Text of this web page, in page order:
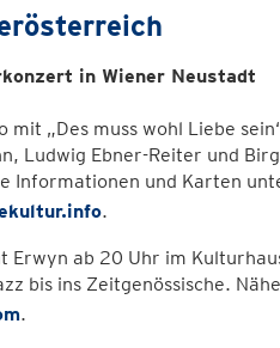
in Wiener Neustadt
„Des muss wohl Liebe
Ludwig Ebner-Reiter und
Informationen und Karten
.
ab 20 Uhr im
bis ins Zeitgenössische.
.